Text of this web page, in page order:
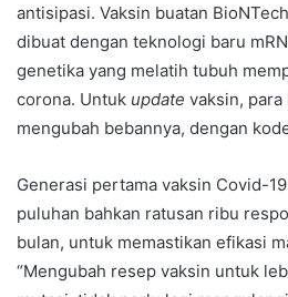
antisipasi. Vaksin buatan
dibuat dengan teknologi baru
genetika yang melatih tubuh
corona. Untuk update vaksin,
mengubah bebannya, dengan
Generasi pertama vaksin Covid-
puluhan bahkan ratusan ribu
bulan, untuk memastikan efikasi
“Mengubah resep vaksin untuk